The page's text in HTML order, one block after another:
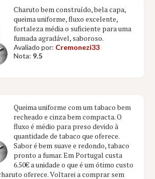
Charuto bem construído, bela capa,
queima uniforme, fluxo excelente,
fortaleza média o suficiente para uma
fumada agradável, saboroso.
Avaliado por: Cremonezi33
Nota: 9.5
Queima uniforme com um tabaco bem
recheado e cinza bem compacta. O
fluxo é médio para preso devido à
quantidade de tabaco que oferece.
Sabor é bem suave e redondo, tabaco
pronto a fumar. Em Portugal custa
6.50€ a unidade o que é um ótimo custo
oferece. Voltarei a comprar sem